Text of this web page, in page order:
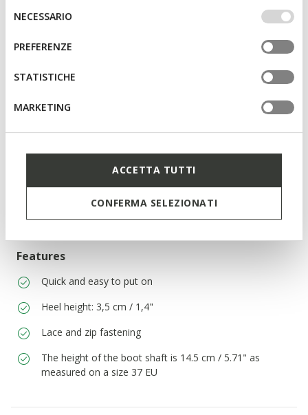
IMPOSTAZIONI potrai anche scegliere quali cookies ed
altri strumenti di tracciamento autorizzare. Per maggiori
informazioni o per modificare in qualsiasi momento le
tue impostazioni, visita la nostra
del
consenso
NECESSARIO
PREFERENZE
STATISTICHE
MARKETING
ACCETTA TUTTI
CONFERMA SELEZIONATI
Free returns
contemporary aesthetic. Loaded with feisty contemporary
perfect fit, while the breathable technology ensures a
D16LQA00081C9999
Features
Quick and easy to put on
Heel height: 3,5 cm / 1,4"
Lace and zip fastening
The height of the boot shaft is 14.5 cm / 5.71" as
measured on a size 37 EU